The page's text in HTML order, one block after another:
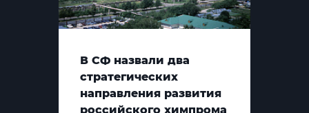
В СФ назвали два
стратегических
направления развития
российского химпрома